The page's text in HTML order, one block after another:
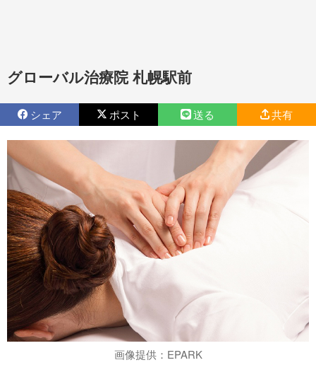
グローバル治療院 札幌駅前
シェア ポスト 送る 共有
画像提供：EPARK